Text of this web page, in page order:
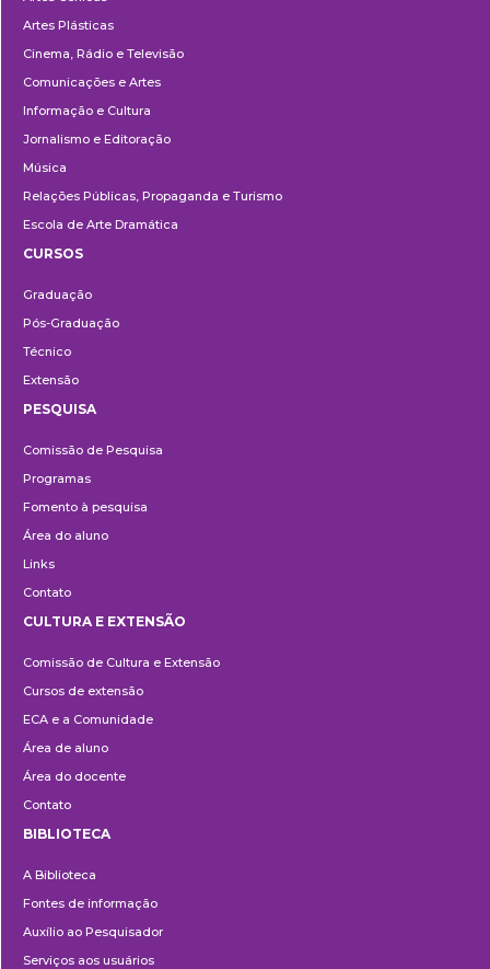
Artes Plásticas
Cinema, Rádio e Televisão
Comunicações e Artes
Informação e Cultura
Jornalismo e Editoração
Música
Relações Públicas, Propaganda e Turismo
Escola de Arte Dramática
CURSOS
Graduação
Pós-Graduação
Técnico
Extensão
PESQUISA
Comissão de Pesquisa
Programas
Fomento à pesquisa
Área do aluno
Links
Contato
e
Extensão
CULTURA E EXTENSÃO
Comissão de Cultura e Extensão
Cursos de extensão
ECA e a Comunidade
Área de aluno
Área do docente
Contato
BIBLIOTECA
A Biblioteca
Fontes de informação
Auxílio ao Pesquisador
Serviços aos usuários